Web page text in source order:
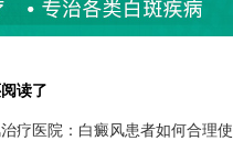
读了
疗医院：白癜风患者如何合理使